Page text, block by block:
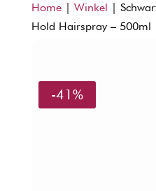
Home| Winkel |
Hold Hairspray – 500ml
-41%